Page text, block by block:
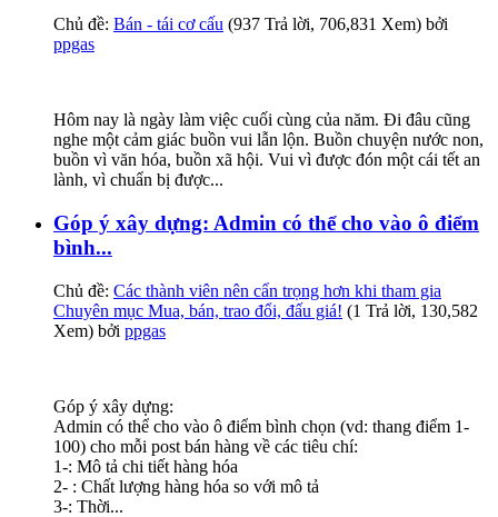
Chủ đề: Bán - tái cơ cấu (937 Trả lời, 706,831 Xem) bởi
ppgas
Hôm nay là ngày làm việc cuối cùng của năm. Đi đâu cũng
nghe một cảm giác buồn vui lẫn lộn. Buồn chuyện nước non,
buồn vì văn hóa, buồn xã hội. Vui vì được đón một cái tết an
lành, vì chuẩn bị được...
Góp ý xây dựng: Admin có thể cho vào ô điểm
bình...
Chủ đề: Các thành viên nên cẩn trọng hơn khi tham gia
Chuyên mục Mua, bán, trao đổi, đấu giá! (1 Trả lời, 130,582
Xem) bởi ppgas
Góp ý xây dựng:
Admin có thể cho vào ô điểm bình chọn (vd: thang điểm 1-
100) cho mỗi post bán hàng về các tiêu chí:
1-: Mô tả chi tiết hàng hóa
2- : Chất lượng hàng hóa so với mô tả
3-: Thời...